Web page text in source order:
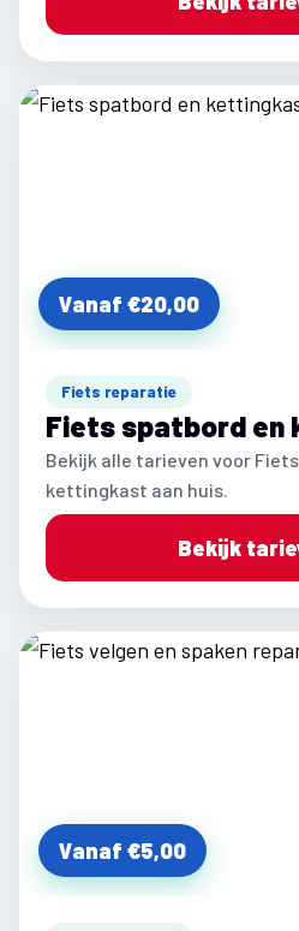
Vanaf €20,00
Fiets reparatie
Fiets spatbord en
Bekijk alle tarieven voor
kettingkast aan huis.
Bekijk
Vanaf €5,00